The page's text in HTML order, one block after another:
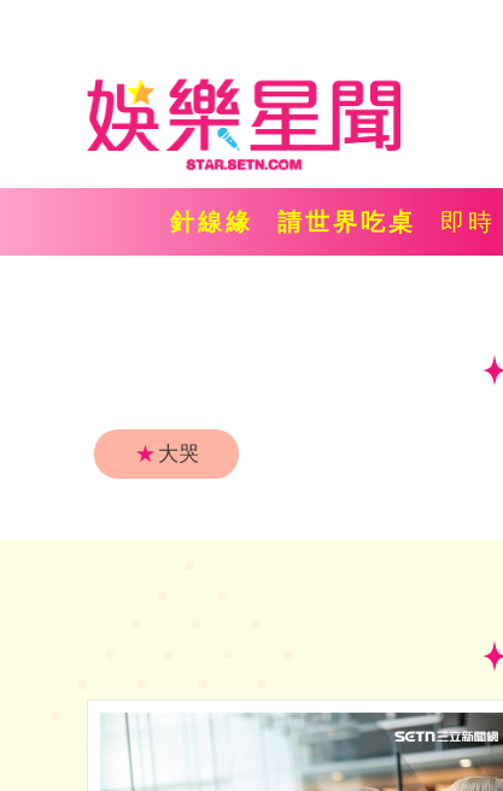
針線緣 請世界吃桌 即時
★ 大哭